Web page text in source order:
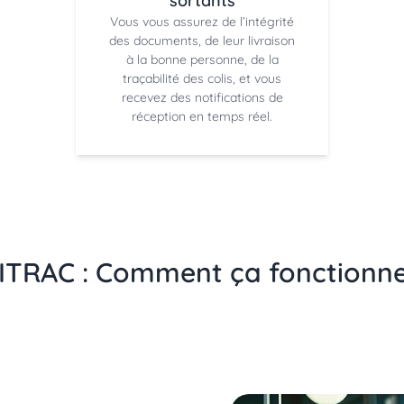
Vous vous assurez de l’intégrité
des documents, de leur livraison
à la bonne personne, de la
traçabilité des colis, et vous
recevez des notifications de
réception en temps réel.
: Comment ça